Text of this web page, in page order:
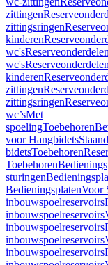
zittingen
zittingsringen
kinderen
wc's
wc's
kinderen
zittingen
zittingsringen
wc’sMet
spoelingToebehoren
voor Hangbidets
bidetsToebehoren
Toebehoren
sturingen
BedieningsplatenVoor
inbouwspoelreservoirs
inbouwspoelreservoirs
inbouwspoelreservoirs
inbouwspoelreservoirs
inbouwspoelreservoirs